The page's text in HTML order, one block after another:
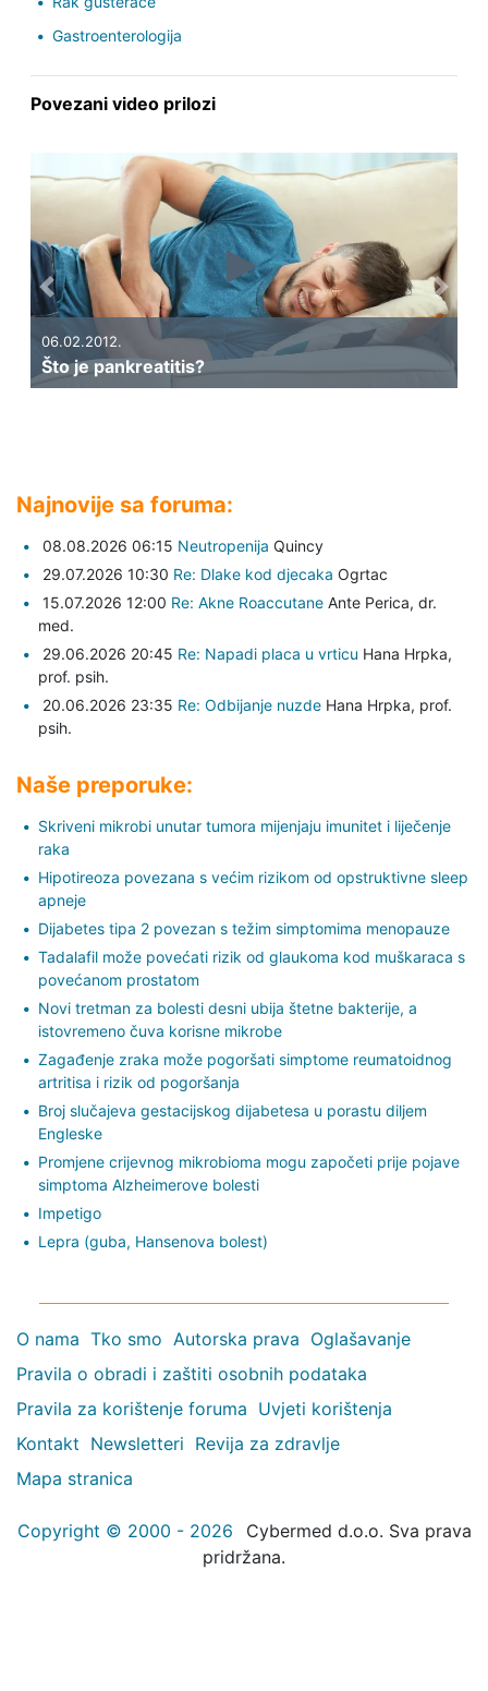
Gastroenterologija
Povezani video prilozi
06.02.2012.
Što je pankreatitis?
Previous Next
Najnovije sa foruma:
08.08.2026 06:15 Neutropenija Quincy
29.07.2026 10:30 Re: Dlake kod djecaka Ogrtac
15.07.2026 12:00 Re: Akne Roaccutane Ante Perica, dr.
med.
29.06.2026 20:45 Re: Napadi placa u vrticu Hana Hrpka,
prof. psih.
20.06.2026 23:35 Re: Odbijanje nuzde Hana Hrpka, prof.
psih.
Naše preporuke:
Skriveni mikrobi unutar tumora mijenjaju imunitet i liječenje
raka
Hipotireoza povezana s većim rizikom od opstruktivne sleep
apneje
Dijabetes tipa 2 povezan s težim simptomima menopauze
Tadalafil može povećati rizik od glaukoma kod muškaraca s
povećanom prostatom
Novi tretman za bolesti desni ubija štetne bakterije, a
istovremeno čuva korisne mikrobe
Zagađenje zraka može pogoršati simptome reumatoidnog
artritisa i rizik od pogoršanja
Broj slučajeva gestacijskog dijabetesa u porastu diljem
Engleske
Promjene crijevnog mikrobioma mogu započeti prije pojave
simptoma Alzheimerove bolesti
Impetigo
Lepra (guba, Hansenova bolest)
O nama Tko smo Autorska prava Oglašavanje
Pravila o obradi i zaštiti osobnih podataka
Pravila za korištenje foruma Uvjeti korištenja
Kontakt Newsletteri Revija za zdravlje
Mapa stranica
Copyright © 2000 - 2026
Cybermed d.o.o. Sva prava
pridržana.